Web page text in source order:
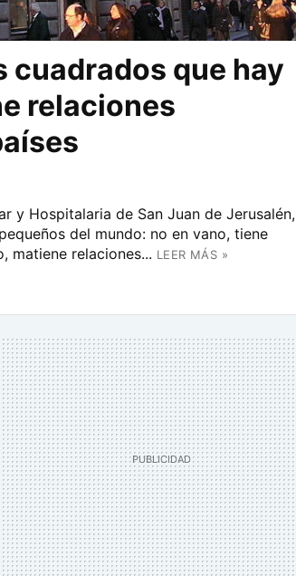
cuadrados que hay
relaciones
y Hospitalaria de San Juan de Jerusalén,
del mundo: no en vano, tiene
matiene relaciones... LEER MÁS »